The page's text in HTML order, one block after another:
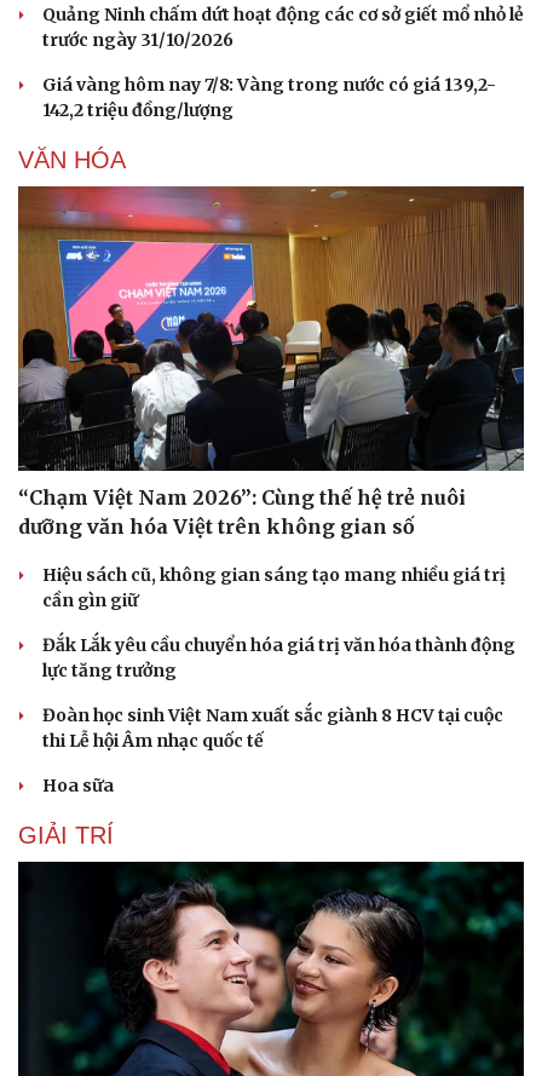
Du lịch
Tư vấn
Săn Tour
check-in
Podcast
Câu chuyện thời sự
Đọc truyện đêm khuya
Cửa sổ tình yêu
Kể chuyện cho bé
Hạt giống tâm hồn
Quảng Ninh chấm dứt hoạt động các cơ sở giết mổ nhỏ lẻ
trước ngày 31/10/2026
Giá vàng hôm nay 7/8: Vàng trong nước có giá 139,2-
142,2 triệu đồng/lượng
VĂN HÓA
“Chạm Việt Nam 2026”: Cùng thế hệ trẻ nuôi
dưỡng văn hóa Việt trên không gian số
Hiệu sách cũ, không gian sáng tạo mang nhiều giá trị
cần gìn giữ
Đắk Lắk yêu cầu chuyển hóa giá trị văn hóa thành động
lực tăng trưởng
Đoàn học sinh Việt Nam xuất sắc giành 8 HCV tại cuộc
thi Lễ hội Âm nhạc quốc tế
Hoa sữa
GIẢI TRÍ